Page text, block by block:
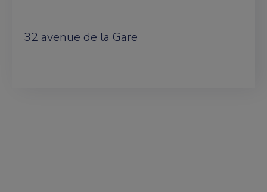
32 avenue de la Gare